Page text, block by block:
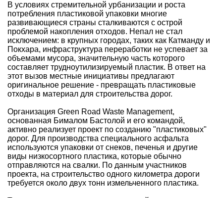
В условиях стремительной урбанизации и роста
потребления пластиковой упаковки многие
развивающиеся страны сталкиваются с острой
проблемой накопления отходов. Непал не стал
исключением: в крупных городах, таких как Катманду и
Покхара, инфраструктура переработки не успевает за
объемами мусора, значительную часть которого
составляет трудноутилизируемый пластик. В ответ на
этот вызов местные инициативы предлагают
оригинальное решение - превращать пластиковые
отходы в материал для строительства дорог.
Организация Green Road Waste Management,
основанная Бималом Бастолой и его командой,
активно реализует проект по созданию "пластиковых"
дорог. Для производства специального асфальта
используются упаковки от снеков, печенья и другие
виды низкосортного пластика, которые обычно
отправляются на свалки. По данным участников
проекта, на строительство одного километра дороги
требуется около двух тонн измельченного пластика.